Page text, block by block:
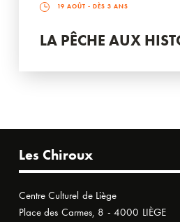
19 AOÛT - DÈS 3 ANS
LA PÊCHE AUX
Les Chiroux
Centre Culturel de Liège
Place des Carmes, 8 - 4000 LIÈGE